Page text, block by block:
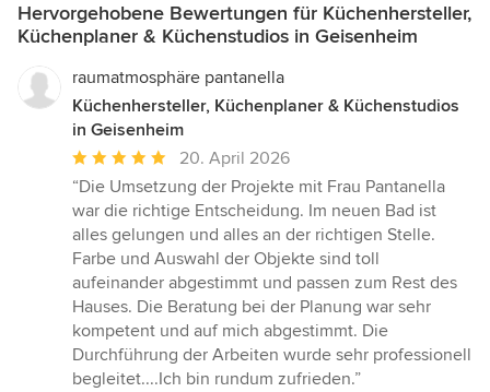
Hervorgehobene Bewertungen für Küchenhersteller,
Küchenplaner & Küchenstudios in Geisenheim
raumatmosphäre pantanella
Küchenhersteller, Küchenplaner & Küchenstudios
in Geisenheim
Durchschnittliche
Bewertung:
5
von
5
Sternen
20. April 2026
“Die Umsetzung der Projekte mit Frau Pantanella
war die richtige Entscheidung. Im neuen Bad ist
alles gelungen und alles an der richtigen Stelle.
Farbe und Auswahl der Objekte sind toll
aufeinander abgestimmt und passen zum Rest des
Hauses. Die Beratung bei der Planung war sehr
kompetent und auf mich abgestimmt. Die
Durchführung der Arbeiten wurde sehr professionell
begleitet....Ich bin rundum zufrieden.”